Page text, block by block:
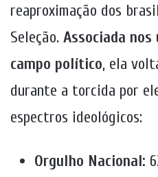
reaproximação dos
Seleção. Associada
campo político, ela
durante a torcida por
espectros ideológicos:
Orgulho Nacional: